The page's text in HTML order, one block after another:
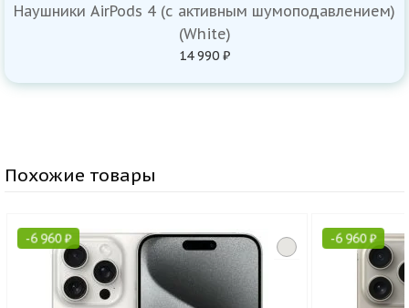
Наушники AirPods 4 (с активным шумоподавлением)
(White)
14 990 ₽
Похожие товары
-6 960₽ -6 960₽